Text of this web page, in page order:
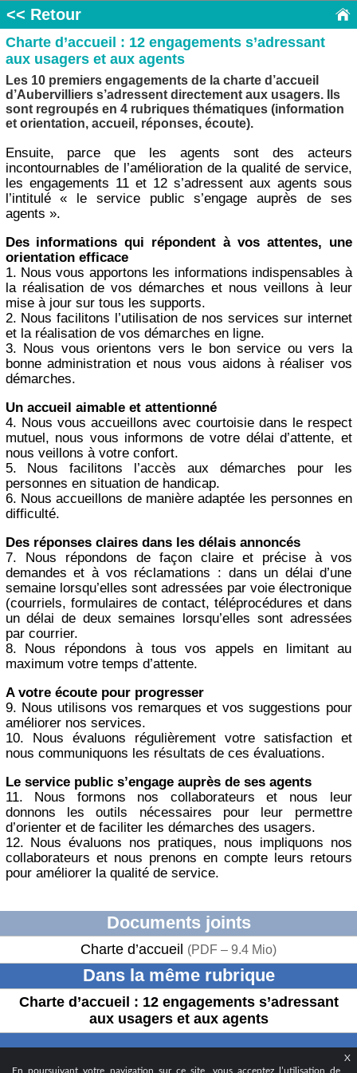
X
En poursuivant votre navigation sur ce site, vous acceptez l’utilisation de
<< Retour
Charte d’accueil : 12 engagements s’adressant
aux usagers et aux agents
Les 10 premiers engagements de la charte d’accueil
d’Aubervilliers s’adressent directement aux usagers. Ils
sont regroupés en 4 rubriques thématiques (information
et orientation, accueil, réponses, écoute).
Ensuite, parce que les agents sont des acteurs
incontournables de l’amélioration de la qualité de service,
les engagements 11 et 12 s’adressent aux agents sous
l’intitulé « le service public s’engage auprès de ses
agents ».
Des informations qui répondent à vos attentes, une
orientation efficace
1. Nous vous apportons les informations indispensables à
la réalisation de vos démarches et nous veillons à leur
mise à jour sur tous les supports.
2. Nous facilitons l’utilisation de nos services sur internet
et la réalisation de vos démarches en ligne.
3. Nous vous orientons vers le bon service ou vers la
bonne administration et nous vous aidons à réaliser vos
démarches.
Un accueil aimable et attentionné
4. Nous vous accueillons avec courtoisie dans le respect
mutuel, nous vous informons de votre délai d’attente, et
nous veillons à votre confort.
5. Nous facilitons l’accès aux démarches pour les
personnes en situation de handicap.
6. Nous accueillons de manière adaptée les personnes en
difficulté.
Des réponses claires dans les délais annoncés
7. Nous répondons de façon claire et précise à vos
demandes et à vos réclamations : dans un délai d’une
semaine lorsqu’elles sont adressées par voie électronique
(courriels, formulaires de contact, téléprocédures et dans
un délai de deux semaines lorsqu’elles sont adressées
par courrier.
8. Nous répondons à tous vos appels en limitant au
maximum votre temps d’attente.
A votre écoute pour progresser
9. Nous utilisons vos remarques et vos suggestions pour
améliorer nos services.
10. Nous évaluons régulièrement votre satisfaction et
nous communiquons les résultats de ces évaluations.
Le service public s’engage auprès de ses agents
11. Nous formons nos collaborateurs et nous leur
donnons les outils nécessaires pour leur permettre
d’orienter et de faciliter les démarches des usagers.
12. Nous évaluons nos pratiques, nous impliquons nos
collaborateurs et nous prenons en compte leurs retours
pour améliorer la qualité de service.
Documents joints
Charte d’accueil (PDF – 9.4 Mio)
Dans la même rubrique
Charte d’accueil : 12 engagements s’adressant
aux usagers et aux agents
© 2024 - Ville d’Aubervilliers